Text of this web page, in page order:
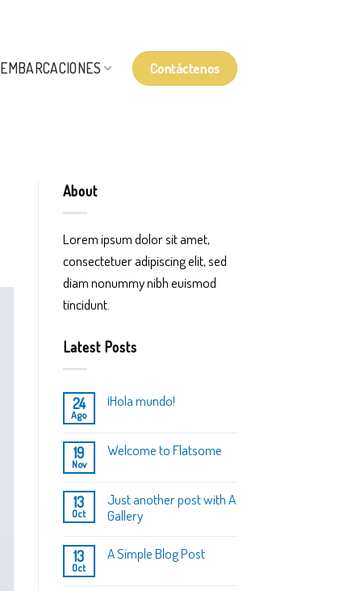
EMBARCACIONES Contáctenos
About
Lorem ipsum dolor sit amet,
consectetuer adipiscing elit, sed
diam nonummy nibh euismod
tincidunt.
Latest Posts
24
Ago
¡Hola mundo!
19
Nov
Welcome to Flatsome
13
Oct
Just another post with A
Gallery
13
Oct
A Simple Blog Post